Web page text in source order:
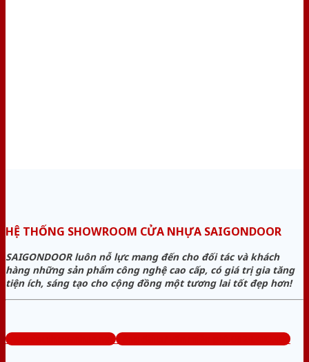
HỆ THỐNG SHOWROOM CỬA NHỰA SAIGONDOOR
SAIGONDOOR luôn nỗ lực mang đến cho đối tác và khách
hàng những sản phẩm công nghệ cao cấp, có giá trị gia tăng
tiện ích, sáng tạo cho cộng đồng một tương lai tốt đẹp hơn!
www.sieuthicuanhua.net Tổng đài tư vấn miễn phí: 0824.400.400